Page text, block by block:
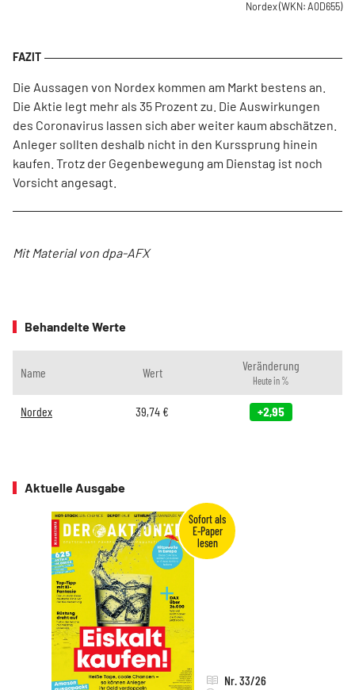
Nordex(WKN: A0D655)
Die Aussagen von Nordex kommen am Markt bestens an.
Die Aktie legt mehr als 35 Prozent zu. Die Auswirkungen
des Coronavirus lassen sich aber weiter kaum abschätzen.
Anleger sollten deshalb nicht in den Kurssprung hinein
kaufen. Trotz der Gegenbewegung am Dienstag ist noch
Vorsicht angesagt.
Mit Material von dpa-AFX
Behandelte Werte
Name Wert Veränderung
Heute in %
Nordex 39,74 € +2,95
Aktuelle Ausgabe
Nr. 33/26